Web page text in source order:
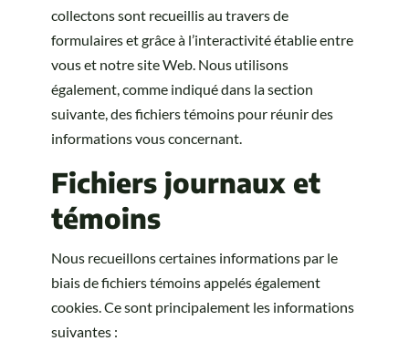
collectons sont recueillis au travers de
formulaires et grâce à l’interactivité établie entre
vous et notre site Web. Nous utilisons
également, comme indiqué dans la section
suivante, des fichiers témoins pour réunir des
informations vous concernant.
Fichiers journaux et
témoins
Nous recueillons certaines informations par le
biais de fichiers témoins appelés également
cookies. Ce sont principalement les informations
suivantes :